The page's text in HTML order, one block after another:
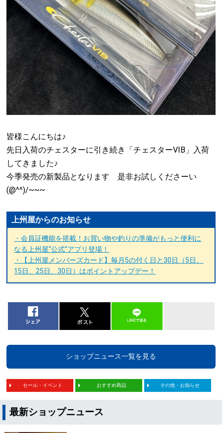
皆様こんにちは♪
先日入荷のチェスターに引き続き「チェスターVIB」入荷
してきました♪
今季発売の新製品となります 是非お試しくださーい
(@^^)/~~~
上州屋からのお知らせ
・会員証機能を搭載！お買い物や釣りの準備がもっと便利に
なる上州屋“公式”アプリ登場！
・【上州屋メンバーズカード】毎月5の付く日と30日（5日、
15日、25日、30日）はポイントアップデー！
ショップニュース一覧を見る
セール・イベント おすすめ商品 その他・お知らせ
最新ショップニュース